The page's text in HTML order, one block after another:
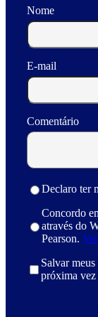
Nome
E-mail
Comentário
Declaro ter
Concordo
através do
Pearson.
Salvar meus
próxima vez